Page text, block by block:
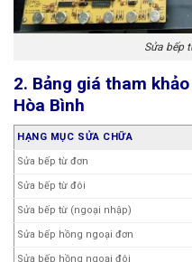
Sửa bếp
2. Bảng giá tham
Hòa Bình
HẠNG MỤC SỬA CHỮA
Sửa bếp từ đơn
Sửa bếp từ đôi
Sửa bếp từ (ngoại nhập)
Sửa bếp hồng ngoại đơn
Sửa bếp hồng ngoại đôi